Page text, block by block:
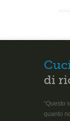
di
“Questo
quanto